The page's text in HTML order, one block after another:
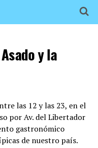
y la
las 12 y las 23, en el
por Av. del Libertador
gastronómico
de nuestro país.